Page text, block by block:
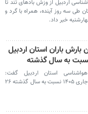
اردبیل از وزش بادهای تند تا
طی سه روز آینده، همراه با گرد و
خبر داد.
بارش باران استان اردبیل
به سال گذشته
استان اردبیل گفت:
بارش‌های سال آبی جاری ۱۴۰۵ نسبت به سال گذشته ۲۶